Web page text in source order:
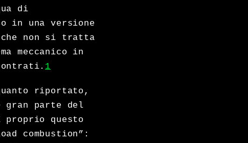
di
in una versione
che non si tratta
meccanico in
1
riportato,
gran parte del
proprio questo
combustion”: